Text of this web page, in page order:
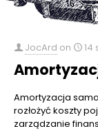
JocArd on 14
Amortyzacja
rozłożyć koszty
zarządzanie